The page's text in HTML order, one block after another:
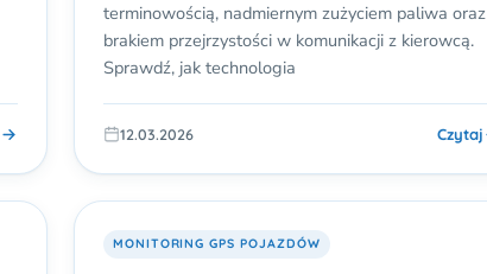
terminowością, nadmiernym zużyciem paliwa oraz
brakiem przejrzystości w komunikacji z kierowcą.
Sprawdź, jak technologia
12.03.2026 Czytaj
MONITORING GPS POJAZDÓW